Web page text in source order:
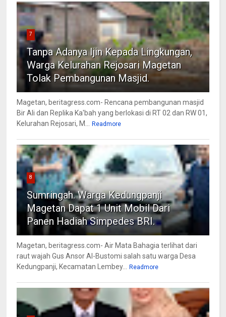
7
Tanpa Adanya Ijin Kepada Lingkungan,
Warga Kelurahan Rejosari Magetan
Tolak Pembangunan Masjid.
Magetan, beritagress.com- Rencana pembangunan masjid
Bir Ali dan Replika Ka'bah yang berlokasi di RT 02 dan RW 01,
Kelurahan Rejosari, M...
Readmore
8
Sumringah. Warga Kedungpanji
Magetan Dapat 1 Unit Mobil Dari
Panen Hadiah Simpedes BRI.
Magetan, beritagress.com- Air Mata Bahagia terlihat dari
raut wajah Gus Ansor Al-Bustomi salah satu warga Desa
Kedungpanji, Kecamatan Lembey...
Readmore